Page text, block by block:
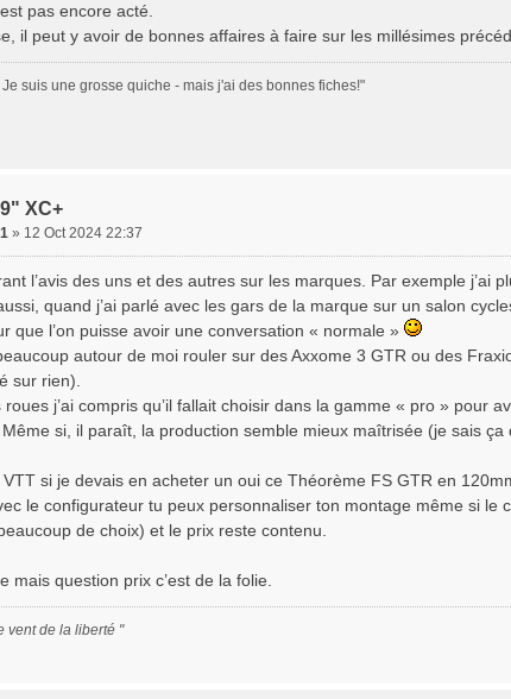
pas encore acté.
il peut y avoir de bonnes affaires à faire sur les millésimes
Je suis une grosse quiche - mais j'ai des bonnes fiches!"
XC+
» 12 Oct 2024 22:37
l’avis des uns et des autres sur les marques. Par exemple j’ai
quand j’ai parlé avec les gars de la marque sur un salon
que l’on puisse avoir une conversation « normale »
autour de moi rouler sur des Axxome 3 GTR ou des
sur rien).
roues j’ai compris qu’il fallait choisir dans la gamme « pro » pour
si, il paraît, la production semble mieux maîtrisée (je sais ça
si je devais en acheter un oui ce Théorème FS GTR en
le configurateur tu peux personnaliser ton montage même si le
de choix) et le prix reste contenu.
mais question prix c’est de la folie.
vent de la liberté "